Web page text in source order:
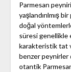
Parmesan
yaşlandırılmış
doğal
süresi genellikle
karakteristik tat
benzer peynirler
otantik